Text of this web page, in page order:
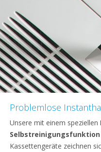
Problemlose
Unsere mit einem speziellen
Selbstreinigungsfunktion
Kassettengeräte zeichnen